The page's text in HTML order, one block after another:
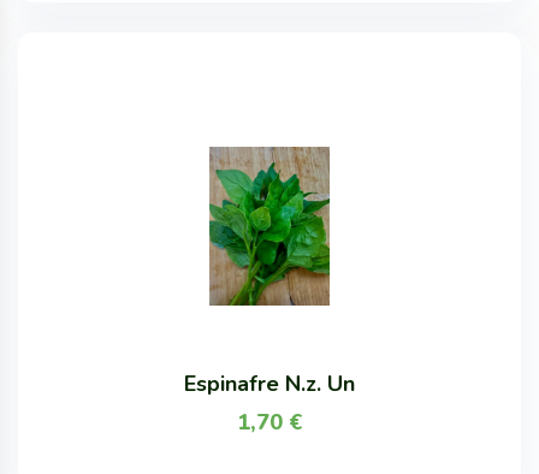
Espinafre N.z. Un
1,70 €